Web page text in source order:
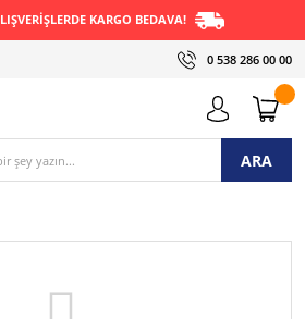
KARGO BEDAVA!
0 538 286 00 00
ARA